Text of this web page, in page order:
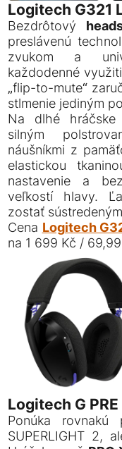
Logitech G321
Bezdrôtový
preslávenú
zvukom a
každodenné
„flip-to-mute“
stlmenie jediným
Na dlhé hráčske
silným
náušníkmi z
elastickou
nastavenie a
veľkostí hlavy.
zostať
Cena Logitech
na 1 699 Kč /
Logitech G
Ponúka
SUPERLIGHT 2,